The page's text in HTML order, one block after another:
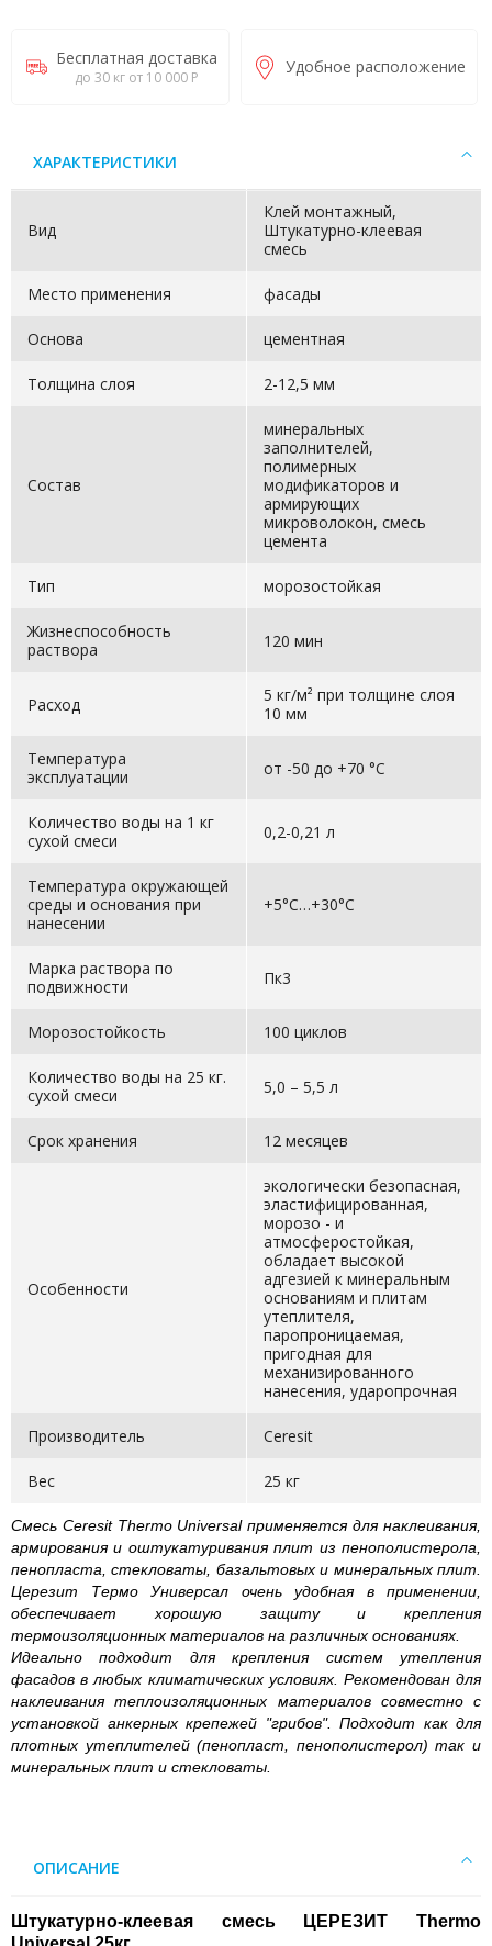
Бесплатная доставка
до 30 кг от 10 000 Р
Удобное расположение
ХАРАКТЕРИСТИКИ
Вид
Клей монтажный,
Штукатурно-клеевая
смесь
Место применения фасады
Основа цементная
Толщина слоя 2-12,5 мм
Состав
минеральных
заполнителей,
полимерных
модификаторов и
армирующих
микроволокон, смесь
цемента
Тип морозостойкая
Жизнеспособность
раствора
120 мин
Расход
5 кг/м² при толщине слоя
10 мм
Температура
эксплуатации
от -50 до +70 °С
Количество воды на 1 кг
сухой смеси
0,2-0,21 л
Температура окружающей
среды и основания при
нанесении
+5°С…+30°С
Марка раствора по
подвижности
Пк3
Морозостойкость 100 циклов
Количество воды на 25 кг.
сухой смеси
5,0 – 5,5 л
Срок хранения 12 месяцев
Особенности
экологически безопасная,
эластифицированная,
морозо - и
атмосферостойкая,
обладает высокой
адгезией к минеральным
основаниям и плитам
утеплителя,
паропроницаемая,
пригодная для
механизированного
нанесения, ударопрочная
Производитель Ceresit
Вес 25 кг
Смесь Ceresit Thermo Universal применяется для наклеивания,
армирования и оштукатуривания плит из пенополистерола,
пенопласта, стекловаты, базальтовых и минеральных плит.
Церезит Термо Универсал очень удобная в применении,
обеспечивает хорошую защиту и крепления
термоизоляционных материалов на различных основаниях.
Идеально подходит для крепления систем утепления
фасадов в любых климатических условиях. Рекомендован для
наклеивания теплоизоляционных материалов совместно с
установкой анкерных крепежей "грибов". Подходит как для
плотных утеплителей (пенопласт, пенополистерол) так и
минеральных плит и стекловаты.
ОПИСАНИЕ
Штукатурно-клеевая смесь ЦЕРЕЗИТ Thermo